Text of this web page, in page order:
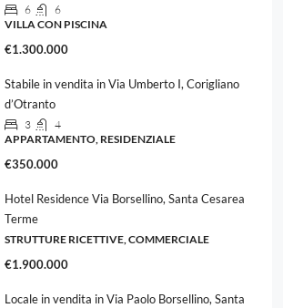
6
6
VILLA CON PISCINA
€1.300.000
Stabile in vendita in Via Umberto I, Corigliano
d’Otranto
3
4
APPARTAMENTO, RESIDENZIALE
€350.000
Hotel Residence Via Borsellino, Santa Cesarea
Terme
STRUTTURE RICETTIVE, COMMERCIALE
€1.900.000
Locale in vendita in Via Paolo Borsellino, Santa